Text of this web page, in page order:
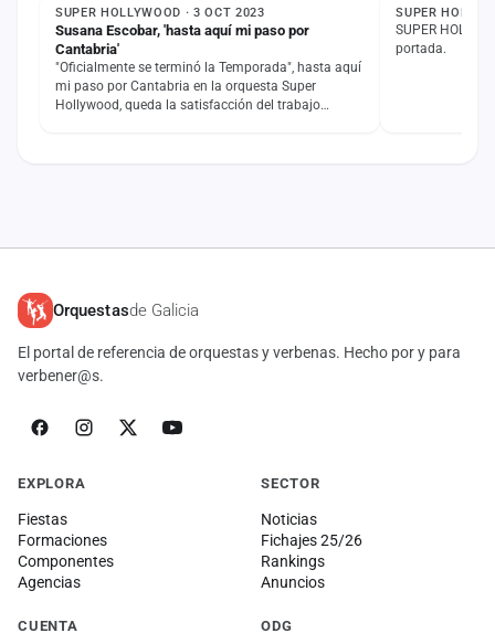
SUPER HOLLYWOOD · 3 OCT 2023
Susana Escobar, 'hasta aquí mi paso por
Cantabria'
"Oficialmente se terminó la Temporada", hasta aquí
mi paso por Cantabria en la orquesta Super
Hollywood, queda la satisfacción del trabajo
SUPER
SUPER
portada.
Orquestasde Galicia
El portal de referencia de orquestas y verbenas. Hecho por y para
verbener@s.
EXPLORA
Fiestas
Formaciones
Componentes
Agencias
SECTOR
Noticias
Fichajes 25/26
Rankings
Anuncios
CUENTA ODG